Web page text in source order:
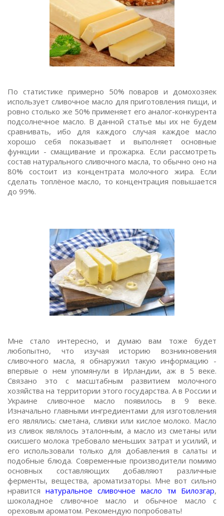
По статистике примерно 50% поваров и домохозяек
использует сливочное масло для приготовления пищи, и
ровно столько же 50% применяет его аналог-конкурента
подсолнечное масло. В данной статье мы их не будем
сравнивать, ибо для каждого случая каждое масло
хорошо себя показывает и выполняет основные
функции - смащивание и прожарка. Если рассмотреть
состав натурального сливочного масла, то обычно оно на
80% состоит из концентрата молочного жира. Если
сделать топлёное масло, то концентрация повышается
до 99%.
Мне стало интересно, и думаю вам тоже будет
любопытно, что изучая историю возникновения
сливочного масла, я обнаружил такую информацию -
впервые о нем упомянули в Ирландии, аж в 5 веке.
Связано это с масштабным развитием молочного
хозяйства на территории этого государства. А в России и
Украине сливочное масло появилось в 9 веке.
Изначально главными ингредиентами для изготовления
его являлись: сметана, сливки или кислое молоко. Масло
из сливок являлось эталонным, а масло из сметаны или
скисшего молока требовало меньших затрат и усилий, и
его использовали только для добавления в салаты и
подобные блюда. Современные производители помимо
основных составляющих добавляют различные
ферменты, вещества, ароматизаторы. Мне вот сильно
нравитсянатуральное сливочное масло тм Билозгар,
шоколадное сливочное масло и обычное масло с
ореховым ароматом. Рекомендую попробовать!